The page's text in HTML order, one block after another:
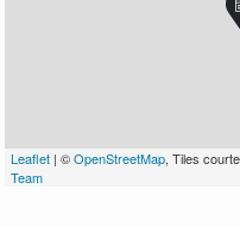
Leaflet | ©OpenStreetMap, Tiles
Team